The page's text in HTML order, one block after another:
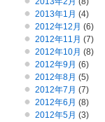
2013年1月 (4)
2012年12月 (6)
2012年11月 (7)
2012年10月 (8)
2012年9月 (6)
2012年8月 (5)
2012年7月 (7)
2012年6月 (8)
2012年5月 (3)